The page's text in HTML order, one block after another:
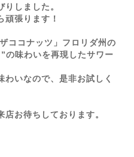
しました。
頑張ります！
ココナッツ」フロリダ州の
の味わいを再現したサワー
いなので、是非お試しく
お待ちしております。